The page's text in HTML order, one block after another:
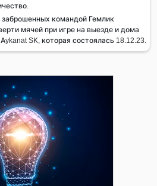
командой Гемлик
мячей при игре на выезде и дома
SK, которая состоялась 18.12.23.